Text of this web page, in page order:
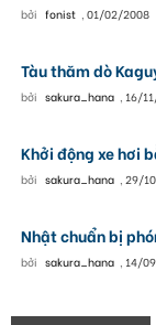
bởi fonist , 01/02/2008
Tàu thăm dò
bởi sakura_hana , 16/
Khởi động xe hơi
bởi sakura_hana , 29/
Nhật chuẩn bị
bởi sakura_hana , 14/